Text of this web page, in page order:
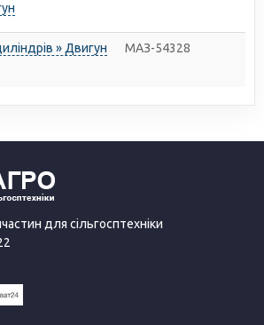
» Двигун МАЗ-54328
для сільгосптехніки